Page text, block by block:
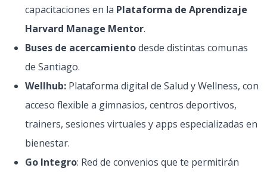
capacitaciones en la Plataforma de Aprendizaje
Harvard Manage Mentor.
Buses de acercamientodesde distintas comunas
de Santiago.
Wellhub: Plataforma digital de Salud y Wellness, con
acceso flexible a gimnasios, centros deportivos,
trainers, sesiones virtuales y apps especializadas en
bienestar.
Go Integro: Red de convenios que te permitirán